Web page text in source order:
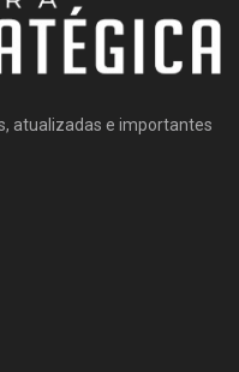
atualizadas e importantes